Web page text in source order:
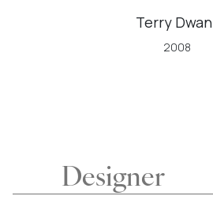
Terry Dwan
2008
Designer